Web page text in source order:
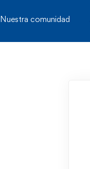
Nuestra comunidad